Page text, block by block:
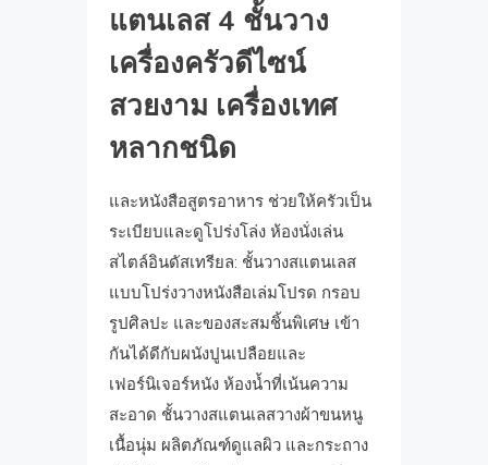
แตนเลส 4 ชั้นวาง
เครื่องครัวดีไซน์
สวยงาม เครื่องเทศ
หลากชนิด
และหนังสือสูตรอาหาร ช่วยให้ครัวเป็น
ระเบียบและดูโปร่งโล่ง ห้องนั่งเล่น
สไตล์อินดัสเทรียล: ชั้นวางสแตนเลส
แบบโปร่งวางหนังสือเล่มโปรด กรอบ
รูปศิลปะ และของสะสมชิ้นพิเศษ เข้า
กันได้ดีกับผนังปูนเปลือยและ
เฟอร์นิเจอร์หนัง ห้องน้ำที่เน้นความ
สะอาด ชั้นวางสแตนเลสวางผ้าขนหนู
เนื้อนุ่ม ผลิตภัณฑ์ดูแลผิว และกระถาง